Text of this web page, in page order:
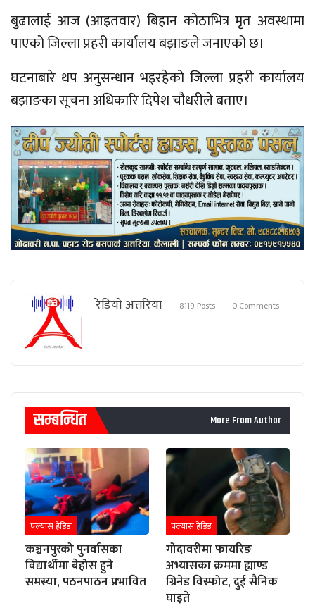
बुढालाई आज (आइतवार) बिहान कोठाभित्र मृत अवस्थामा
पाएको जिल्ला प्रहरी कार्यालय बझाङले जनाएको छ।
घटनाबारे थप अनुसन्धान भइरहेको जिल्ला प्रहरी कार्यालय
बझाङका सूचना अधिकारि दिपेश चौधरीले बताए।
रेडियाे अत्तरिया 8119 Posts 0 Comments
सम्बन्धित More From Author
फ्ल्यास हेडिङ
कञ्चनपुरको पुनर्वासका
विद्यार्थीमा बेहोस हुने
समस्या, पठनपाठन प्रभावित
फ्ल्यास हेडिङ
गोदावरीमा फायरिङ
अभ्यासका क्रममा ह्याण्ड
ग्रिनेड विस्फोट, दुई सैनिक
घाइते